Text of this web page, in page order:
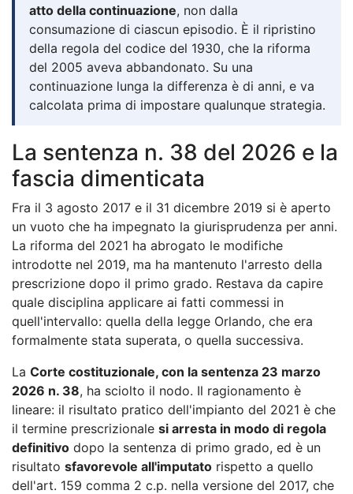
atto della continuazione, non dalla
consumazione di ciascun episodio. È il ripristino
della regola del codice del 1930, che la riforma
del 2005 aveva abbandonato. Su una
continuazione lunga la differenza è di anni, e va
calcolata prima di impostare qualunque strategia.
La sentenza n. 38 del 2026 e la
fascia dimenticata
Fra il 3 agosto 2017 e il 31 dicembre 2019 si è aperto
un vuoto che ha impegnato la giurisprudenza per anni.
La riforma del 2021 ha abrogato le modifiche
introdotte nel 2019, ma ha mantenuto l'arresto della
prescrizione dopo il primo grado. Restava da capire
quale disciplina applicare ai fatti commessi in
quell'intervallo: quella della legge Orlando, che era
formalmente stata superata, o quella successiva.
La Corte costituzionale, con la sentenza 23 marzo
2026 n. 38, ha sciolto il nodo. Il ragionamento è
lineare: il risultato pratico dell'impianto del 2021 è che
il termine prescrizionale si arresta in modo di regola
definitivo dopo la sentenza di primo grado, ed è un
risultato sfavorevole all'imputato rispetto a quello
dell'art. 159 comma 2 c.p. nella versione del 2017, che